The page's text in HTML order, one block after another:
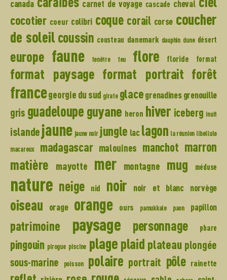
canada carnet de voyage cascade cheval
cocotier coeur colibri coque corail corse coucher
de soleil coussin cousteau danemark dauphin dune désert
europe faune fenêtre feu flore floride format
format paysage format portrait forêt
francegeorgie du sud girafe glacegrenadinesgrenouille
gris guadeloupe guyane heron hiver iceberg inuit
islandejaune jaune noir jungle laclagon la réunion libellule
macareux
madagascar malouines manchot marron
matière mayotte mer montagne mug méduse
nature neige nid noir noir et blanc norvège
oiseau orage orange ours pamukkale paon papillon
patrimoine paysage personnage phare
pingouin pirogue piscine plage plaid plateau plongée
sous-marine
poisson polaire portrait pôle rainette